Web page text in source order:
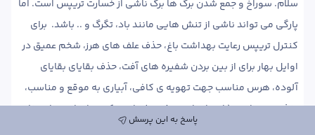
تغذیه ی مناسب ( اجتناب از مصرف بیش از حد کودهای ازته و استفاده
پاسخ به این پرسش